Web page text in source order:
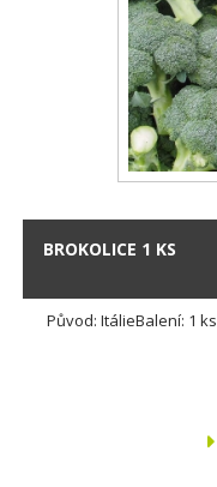
BROKOLICE 1 KS
Původ: ItálieBalení: 1 ks